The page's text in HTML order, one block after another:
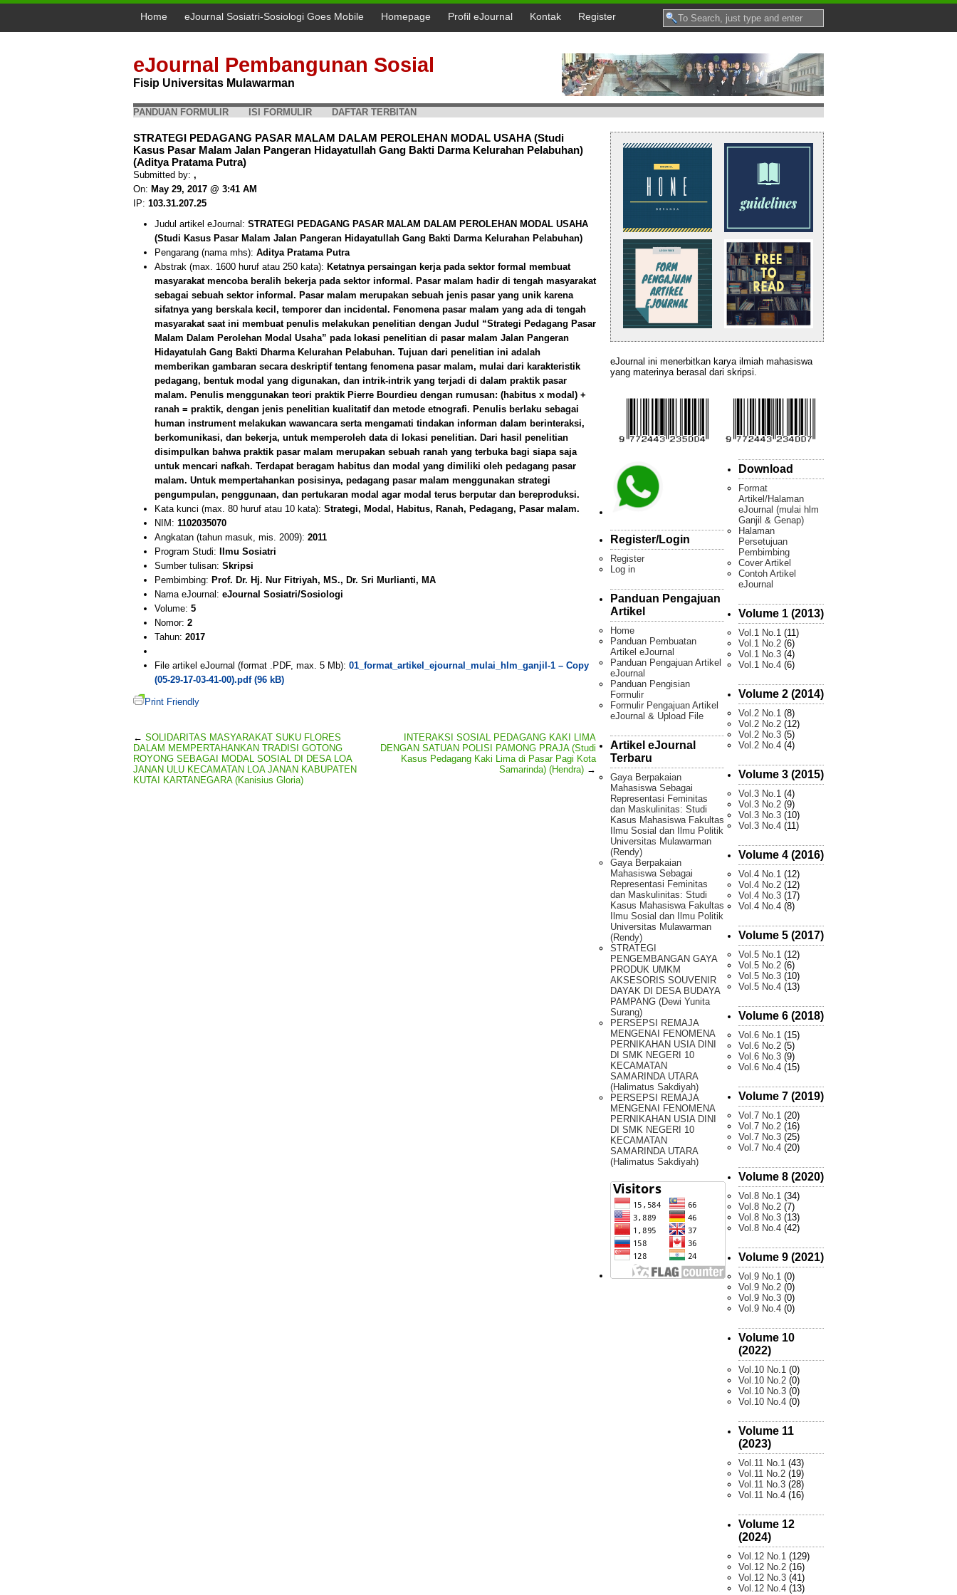
Home eJournal Sosiatri-Sosiologi Goes Mobile Homepage Profil eJournal Kontak Register
eJournal Pembangunan Sosial
Fisip Universitas Mulawarman
PANDUAN FORMULIR ISI FORMULIR DAFTAR TERBITAN
STRATEGI PEDAGANG PASAR MALAM DALAM PEROLEHAN MODAL USAHA (Studi
Kasus Pasar Malam Jalan Pangeran Hidayatullah Gang Bakti Darma Kelurahan Pelabuhan)
(Aditya Pratama Putra)
Submitted by: ,
On: May 29, 2017 @ 3:41 AM
IP: 103.31.207.25
Judul artikel eJournal: STRATEGI PEDAGANG PASAR MALAM DALAM PEROLEHAN MODAL USAHA
(Studi Kasus Pasar Malam Jalan Pangeran Hidayatullah Gang Bakti Darma Kelurahan Pelabuhan)
Pengarang (nama mhs): Aditya Pratama Putra
Abstrak (max. 1600 huruf atau 250 kata): Ketatnya persaingan kerja pada sektor formal membuat
masyarakat mencoba beralih bekerja pada sektor informal. Pasar malam hadir di tengah masyarakat
sebagai sebuah sektor informal. Pasar malam merupakan sebuah jenis pasar yang unik karena
sifatnya yang berskala kecil, temporer dan incidental. Fenomena pasar malam yang ada di tengah
masyarakat saat ini membuat penulis melakukan penelitian dengan Judul “Strategi Pedagang Pasar
Malam Dalam Perolehan Modal Usaha” pada lokasi penelitian di pasar malam Jalan Pangeran
Hidayatulah Gang Bakti Dharma Kelurahan Pelabuhan. Tujuan dari penelitian ini adalah
memberikan gambaran secara deskriptif tentang fenomena pasar malam, mulai dari karakteristik
pedagang, bentuk modal yang digunakan, dan intrik-intrik yang terjadi di dalam praktik pasar
malam. Penulis menggunakan teori praktik Pierre Bourdieu dengan rumusan: (habitus x modal) +
ranah = praktik, dengan jenis penelitian kualitatif dan metode etnografi. Penulis berlaku sebagai
human instrument melakukan wawancara serta mengamati tindakan informan dalam berinteraksi,
berkomunikasi, dan bekerja, untuk memperoleh data di lokasi penelitian. Dari hasil penelitian
disimpulkan bahwa praktik pasar malam merupakan sebuah ranah yang terbuka bagi siapa saja
untuk mencari nafkah. Terdapat beragam habitus dan modal yang dimiliki oleh pedagang pasar
malam. Untuk mempertahankan posisinya, pedagang pasar malam menggunakan strategi
pengumpulan, penggunaan, dan pertukaran modal agar modal terus berputar dan bereproduksi.
Kata kunci (max. 80 huruf atau 10 kata): Strategi, Modal, Habitus, Ranah, Pedagang, Pasar malam.
NIM: 1102035070
Angkatan (tahun masuk, mis. 2009): 2011
Program Studi:
Ilmu Sosiatri
Sumber tulisan: Skripsi
Pembimbing: Prof. Dr. Hj. Nur Fitriyah, MS., Dr. Sri Murlianti, MA
Nama eJournal: eJournal Sosiatri/Sosiologi
Volume: 5
Nomor: 2
Tahun: 2017
File artikel eJournal (format .PDF, max. 5 Mb): 01_format_artikel_ejournal_mulai_hlm_ganjil-1 – Copy
(05-29-17-03-41-00).pdf (96 kB)
Print Friendly
← SOLIDARITAS MASYARAKAT SUKU FLORES
DALAM MEMPERTAHANKAN TRADISI GOTONG
ROYONG SEBAGAI MODAL SOSIAL DI DESA LOA
JANAN ULU KECAMATAN LOA JANAN KABUPATEN
KUTAI KARTANEGARA (Kanisius Gloria)
INTERAKSI SOSIAL PEDAGANG KAKI LIMA
DENGAN SATUAN POLISI PAMONG PRAJA (Studi
Kasus Pedagang Kaki Lima di Pasar Pagi Kota
Samarinda) (Hendra) →
eJournal ini menerbitkan karya ilmiah mahasiswa
yang materinya berasal dari skripsi.
Register/Login
Register
Log in
Panduan Pengajuan
Artikel
Home
Panduan Pembuatan
Artikel eJournal
Panduan Pengajuan Artikel
eJournal
Panduan Pengisian
Formulir
Formulir Pengajuan Artikel
eJournal & Upload File
Artikel eJournal
Terbaru
Gaya Berpakaian
Mahasiswa Sebagai
Representasi Feminitas
dan Maskulinitas: Studi
Kasus Mahasiswa Fakultas
Ilmu Sosial dan Ilmu Politik
Universitas Mulawarman
(Rendy)
Gaya Berpakaian
Mahasiswa Sebagai
Representasi Feminitas
dan Maskulinitas: Studi
Kasus Mahasiswa Fakultas
Ilmu Sosial dan Ilmu Politik
Universitas Mulawarman
(Rendy)
STRATEGI
PENGEMBANGAN GAYA
PRODUK UMKM
AKSESORIS SOUVENIR
DAYAK DI DESA BUDAYA
PAMPANG (Dewi Yunita
Surang)
PERSEPSI REMAJA
MENGENAI FENOMENA
PERNIKAHAN USIA DINI
DI SMK NEGERI 10
KECAMATAN
SAMARINDA UTARA
(Halimatus Sakdiyah)
PERSEPSI REMAJA
MENGENAI FENOMENA
PERNIKAHAN USIA DINI
DI SMK NEGERI 10
KECAMATAN
SAMARINDA UTARA
(Halimatus Sakdiyah)
Download
Format
Artikel/Halaman
eJournal (mulai hlm
Ganjil & Genap)
Halaman
Persetujuan
Pembimbing
Cover Artikel
Contoh Artikel
eJournal
Volume 1 (2013)
Vol.1 No.1 (11)
Vol.1 No.2 (6)
Vol.1 No.3 (4)
Vol.1 No.4 (6)
Volume 2 (2014)
Vol.2 No.1 (8)
Vol.2 No.2 (12)
Vol.2 No.3 (5)
Vol.2 No.4 (4)
Volume 3 (2015)
Vol.3 No.1 (4)
Vol.3 No.2 (9)
Vol.3 No.3 (10)
Vol.3 No.4 (11)
Volume 4 (2016)
Vol.4 No.1 (12)
Vol.4 No.2 (12)
Vol.4 No.3 (17)
Vol.4 No.4 (8)
Volume 5 (2017)
Vol.5 No.1 (12)
Vol.5 No.2 (6)
Vol.5 No.3 (10)
Vol.5 No.4 (13)
Volume 6 (2018)
Vol.6 No.1 (15)
Vol.6 No.2 (5)
Vol.6 No.3 (9)
Vol.6 No.4 (15)
Volume 7 (2019)
Vol.7 No.1 (20)
Vol.7 No.2 (16)
Vol.7 No.3 (25)
Vol.7 No.4 (20)
Volume 8 (2020)
Vol.8 No.1 (34)
Vol.8 No.2 (7)
Vol.8 No.3 (13)
Vol.8 No.4 (42)
Volume 9 (2021)
Vol.9 No.1 (0)
Vol.9 No.2 (0)
Vol.9 No.3 (0)
Vol.9 No.4 (0)
Volume 10
(2022)
Vol.10 No.1 (0)
Vol.10 No.2 (0)
Vol.10 No.3 (0)
Vol.10 No.4 (0)
Volume 11
(2023)
Vol.11 No.1 (43)
Vol.11 No.2 (19)
Vol.11 No.3 (28)
Vol.11 No.4 (16)
Volume 12
(2024)
Vol.12 No.1 (129)
Vol.12 No.2 (16)
Vol.12 No.3 (41)
Vol.12 No.4 (13)